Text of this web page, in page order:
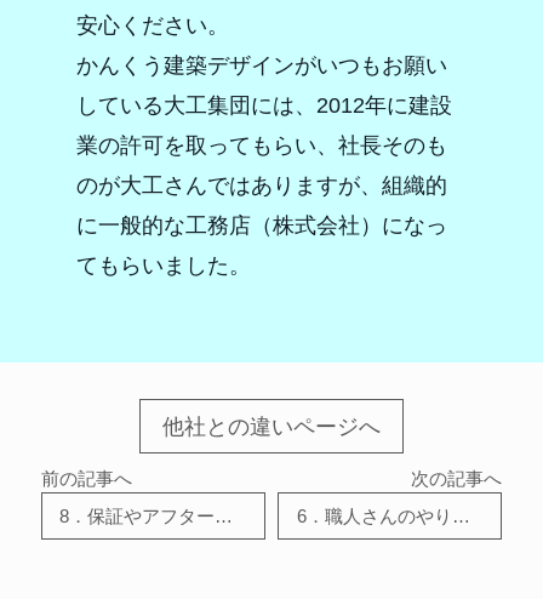
安心ください。
かんくう建築デザインがいつもお願い
している大工集団には、2012年に建設
業の許可を取ってもらい、社長そのも
のが大工さんではありますが、組織的
に一般的な工務店（株式会社）になっ
てもらいました。
他社との違いページへ
前の記事へ
8．保証やアフターサービスは？
次の記事へ
6．職人さんのやりがいについて